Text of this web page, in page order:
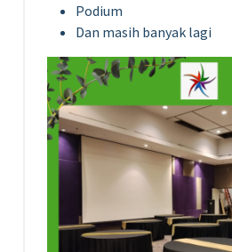
Podium
Dan masih banyak lagi